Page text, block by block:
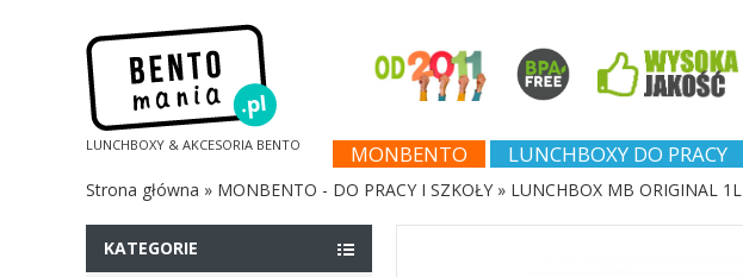
LUNCHBOXY & AKCESORIA BENTO MONBENTO LUNCHBOXY DO PRACY
Strona główna » MONBENTO - DO PRACY I SZKOŁY » LUNCHBOX MB ORIGINAL 1L
KATEGORIE